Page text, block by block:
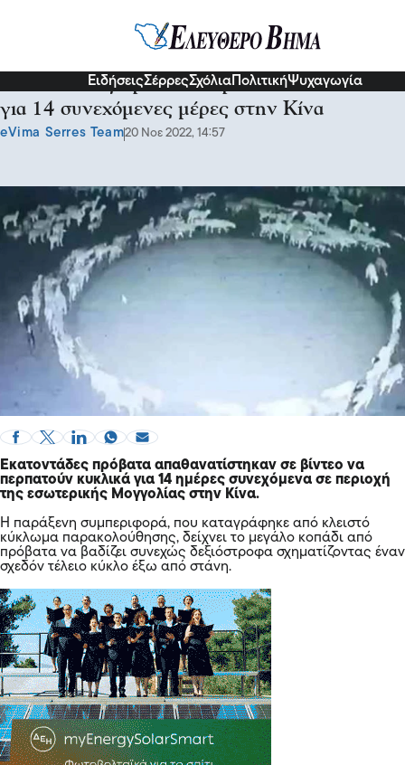
ΕιδήσειςΣέρρεςΣχόλια ΠολιτικήΨυχαγωγία
Εκατοντάδες πρόβατα περπατούν κυκλικά
για 14 συνεχόμενες μέρες στην Κίνα
eVima Serres Team20 Νοε 2022, 14:57
Εκατοντάδες πρόβατα απαθανατίστηκαν σε βίντεο να
περπατούν κυκλικά για 14 ημέρες συνεχόμενα σε περιοχή
της εσωτερικής Μογγολίας στην Κίνα.
Η παράξενη συμπεριφορά, που καταγράφηκε από κλειστό
κύκλωμα παρακολούθησης, δείχνει το μεγάλο κοπάδι από
πρόβατα να βαδίζει συνεχώς δεξιόστροφα σχηματίζοντας έναν
σχεδόν τέλειο κύκλο έξω από στάνη.